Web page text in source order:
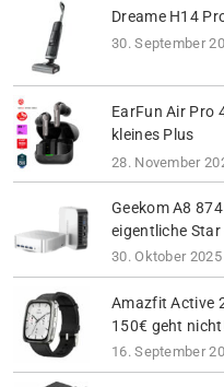
Dreame H14
30. September
EarFun Air Pro
kleines Plus
28. November
Geekom A8
eigentliche Star
30. Oktober 2025
Amazfit Active
150€ geht
16. September